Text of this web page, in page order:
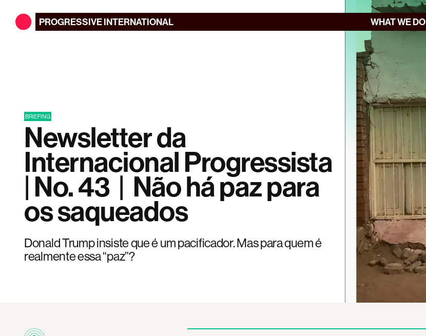
PROGRESSIVEINTERNATIONAL WHAT WE DO
BRIEFING
Newsletter da
Internacional Progressista
| No. 43 | Não há paz para
os saqueados
Donald Trump insiste que é um pacificador. Mas para quem é
realmente essa “paz”?